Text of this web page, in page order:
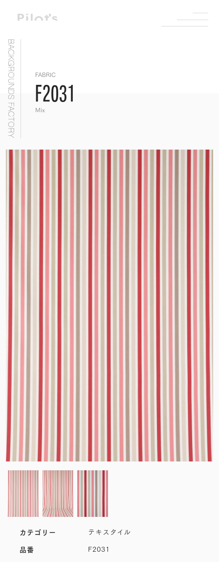
BACKGROUNDS FACTORY FABRIC
F2031
Mix
カテゴリー テキスタイル
品番 F2031